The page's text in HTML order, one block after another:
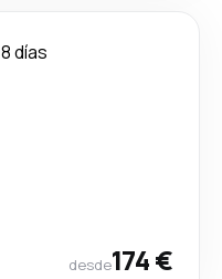
8 días
desde174 €